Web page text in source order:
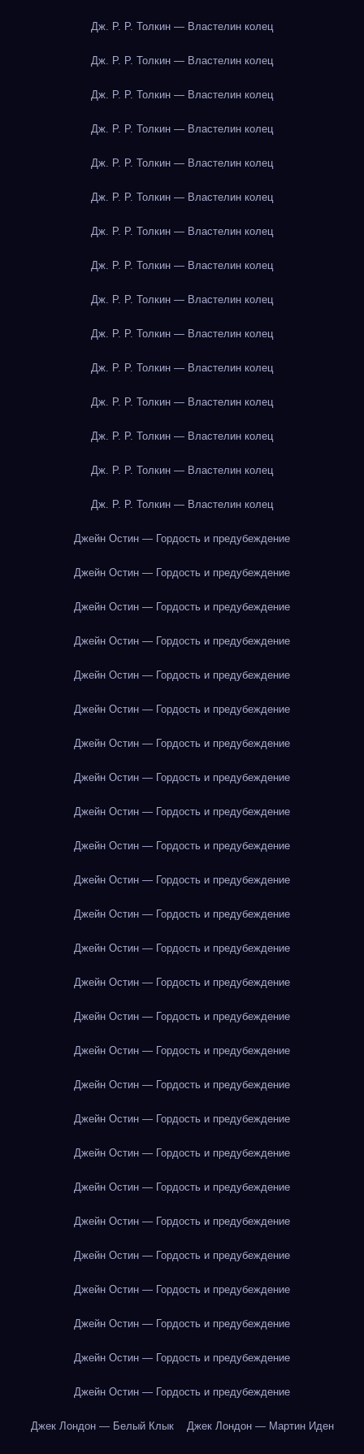
Дж. Р. Р. Толкин — Властелин колец
Дж. Р. Р. Толкин — Властелин колец
Дж. Р. Р. Толкин — Властелин колец
Дж. Р. Р. Толкин — Властелин колец
Дж. Р. Р. Толкин — Властелин колец
Дж. Р. Р. Толкин — Властелин колец
Дж. Р. Р. Толкин — Властелин колец
Дж. Р. Р. Толкин — Властелин колец
Дж. Р. Р. Толкин — Властелин колец
Дж. Р. Р. Толкин — Властелин колец
Дж. Р. Р. Толкин — Властелин колец
Дж. Р. Р. Толкин — Властелин колец
Дж. Р. Р. Толкин — Властелин колец
Дж. Р. Р. Толкин — Властелин колец
Дж. Р. Р. Толкин — Властелин колец
Джейн Остин — Гордость и предубеждение
Джейн Остин — Гордость и предубеждение
Джейн Остин — Гордость и предубеждение
Джейн Остин — Гордость и предубеждение
Джейн Остин — Гордость и предубеждение
Джейн Остин — Гордость и предубеждение
Джейн Остин — Гордость и предубеждение
Джейн Остин — Гордость и предубеждение
Джейн Остин — Гордость и предубеждение
Джейн Остин — Гордость и предубеждение
Джейн Остин — Гордость и предубеждение
Джейн Остин — Гордость и предубеждение
Джейн Остин — Гордость и предубеждение
Джейн Остин — Гордость и предубеждение
Джейн Остин — Гордость и предубеждение
Джейн Остин — Гордость и предубеждение
Джейн Остин — Гордость и предубеждение
Джейн Остин — Гордость и предубеждение
Джейн Остин — Гордость и предубеждение
Джейн Остин — Гордость и предубеждение
Джейн Остин — Гордость и предубеждение
Джейн Остин — Гордость и предубеждение
Джейн Остин — Гордость и предубеждение
Джейн Остин — Гордость и предубеждение
Джейн Остин — Гордость и предубеждение
Джейн Остин — Гордость и предубеждение
Джек Лондон — Белый Клык Джек Лондон — Мартин Иден